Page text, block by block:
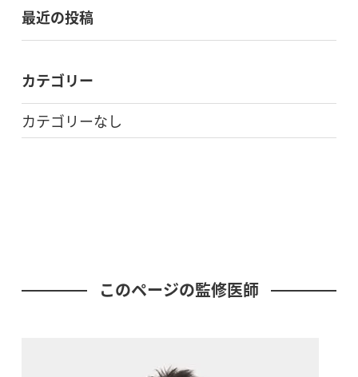
最近の投稿
カテゴリー
カテゴリーなし
このページの監修医師